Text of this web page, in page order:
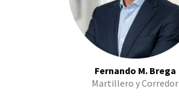
Fernando M. Brega
Martillero y Corredor